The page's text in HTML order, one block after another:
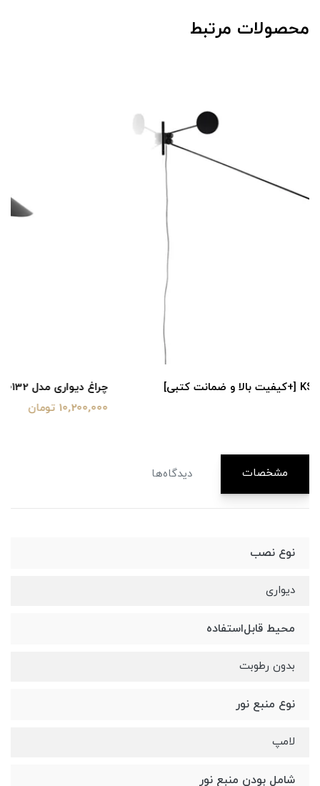
محصولات مرتبط
چراغ دیواری مدل KS0132 [+کیفیت بالا و ضمانت کتبی]
مشخصات دیدگاه‌ها
نوع نصب
دیواری
محیط قابل‌استفاده
بدون رطوبت
نوع منبع نور
لامپ
شامل بودن منبع نور